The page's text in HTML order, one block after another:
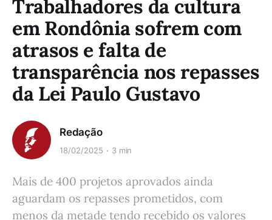
Trabalhadores da cultura
em Rondônia sofrem com
atrasos e falta de
transparência nos repasses
da Lei Paulo Gustavo
Redação
18/02/2025 3 min
Mais de 400 projetos aprovados ainda
aguardam os repasses prometidos, com
menos da metade tendo recebido os valores